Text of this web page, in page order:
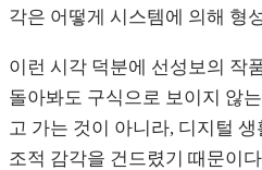
각은 어떻게 시스템에 의해 형
이런 시각 덕분에 선성보의 작
돌아봐도 구식으로 보이지 않
고 가는 것이 아니라, 디지털
조적 감각을 건드렸기 때문이